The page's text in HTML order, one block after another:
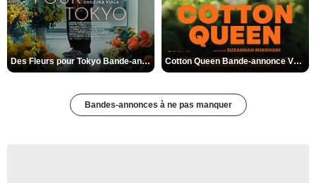
Des Fleurs pour Tokyo Bande-annonce VO STFR Cotton Queen Bande-annonce VO STFR
Bandes-annonces à ne pas manquer